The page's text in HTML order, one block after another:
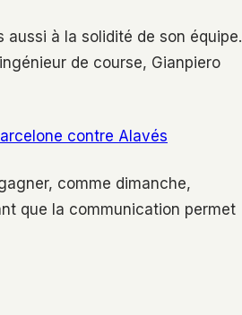
aussi à la solidité de son équipe.
de course, Gianpiero
contre Alavés
comme dimanche,
que la communication permet